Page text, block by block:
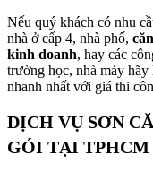
Nếu quý khách có nhu
nhà ở cấp 4, nhà phố,
kinh doanh, hay các
trường học, nhà máy
nhanh nhất với giá thi
DỊCH VỤ SƠN
GÓI TẠI TPHCM